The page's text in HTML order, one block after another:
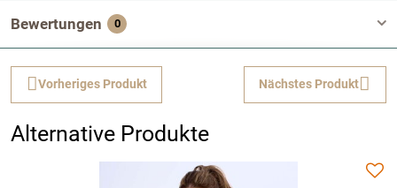
Bewertungen 0
Vorheriges Produkt Nächstes Produkt
Alternative Produkte